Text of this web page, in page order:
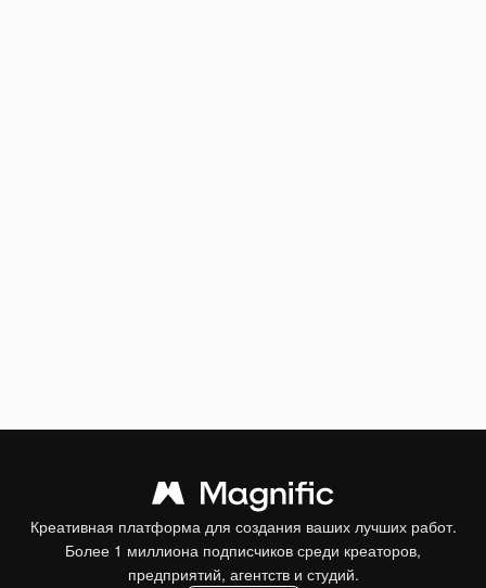
Креативная платформа для создания ваших лучших работ.
Более 1 миллиона подписчиков среди креаторов,
предприятий, агентств и студий.